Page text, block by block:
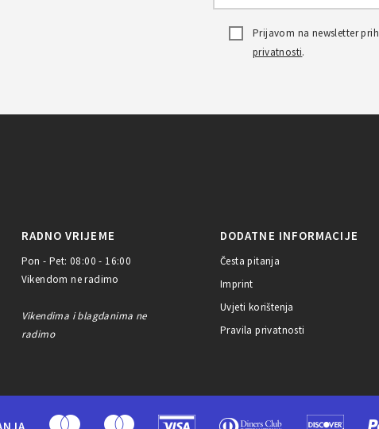
Prijavom na newsletter
privatnosti.
RADNO VRIJEME
Pon - Pet: 08:00 - 16:00
Vikendom ne radimo
Vikendima i blagdanima ne
radimo
DODATNE INFORMACIJE
Česta pitanja
Imprint
Uvjeti korištenja
Pravila privatnosti